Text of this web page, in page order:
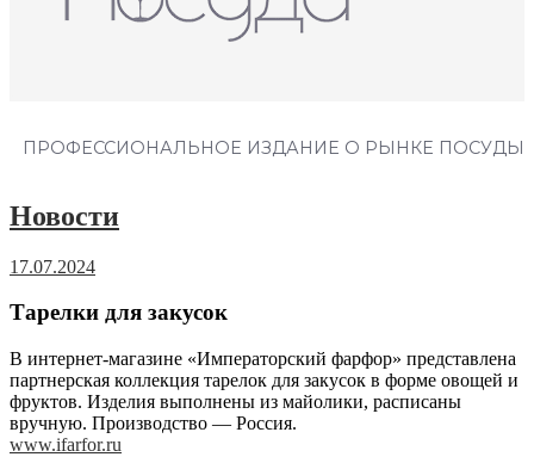
ПРОФЕССИОНАЛЬНОЕ ИЗДАНИЕ О РЫНКЕ ПОСУДЫ
Новости
17.07.2024
Тарелки для закусок
В интернет-магазине «Императорский фарфор» представлена
партнерская коллекция тарелок для закусок в форме овощей и
фруктов. Изделия выполнены из майолики, расписаны
вручную. Производство — Россия.
www.ifarfor.ru